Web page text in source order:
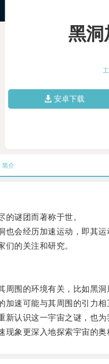
黑洞
安卓下载
简介
谜团而著称于世。
会经历加速运动，即其运
的关注和研究。
围的环境有关，比如黑洞
速可能与其周围的引力相
认识这一宇宙之谜，也为
象更深入地探索宇宙的奥